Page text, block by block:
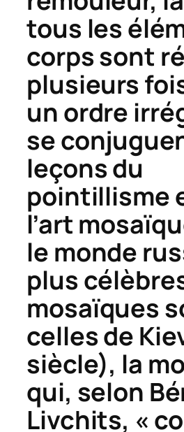
tous les
corps sont
plusieurs
un ordre
se
leçons du
pointillisme
l’art
le monde
plus
mosaïques
celles de
siècle), la
qui, selon
Livchits, «